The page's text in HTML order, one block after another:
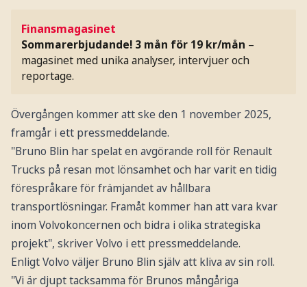
Finansmagasinet
Sommarerbjudande! 3 mån för 19 kr/mån –
magasinet med unika analyser, intervjuer och
reportage.
Övergången kommer att ske den 1 november 2025,
framgår i ett pressmeddelande.
"Bruno Blin har spelat en avgörande roll för Renault
Trucks på resan mot lönsamhet och har varit en tidig
förespråkare för främjandet av hållbara
transportlösningar. Framåt kommer han att vara kvar
inom Volvokoncernen och bidra i olika strategiska
projekt", skriver Volvo i ett pressmeddelande.
Enligt Volvo väljer Bruno Blin själv att kliva av sin roll.
"Vi är djupt tacksamma för Brunos mångåriga